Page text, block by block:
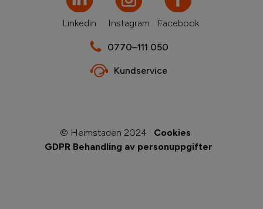
Linkedin Instagram Facebook
0770–111 050
Kundservice
© Heimstaden 2024
Cookies
GDPR Behandling av personuppgifter